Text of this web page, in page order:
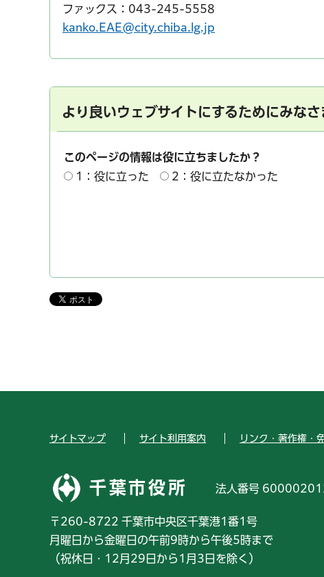
ファックス：043-245-5558
kanko.EAE@city.chiba.lg.jp
より良いウェブサイトにするためにみな
このページの情報は役に立ちましたか？
1：役に立った
2：役に立たなかった
サイトマップ サイト利用案内 リンク・著作権・
千葉市役所 法人番号
〒260-8722 千葉市中央区千葉港1番1号
月曜日から金曜日の午前9時から午後5時まで
（祝休日・12月29日から1月3日を除く）